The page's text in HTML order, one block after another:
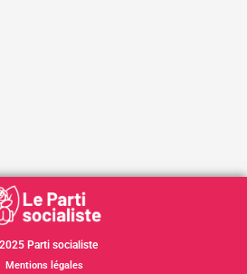
Parti socialiste
Mentions légales